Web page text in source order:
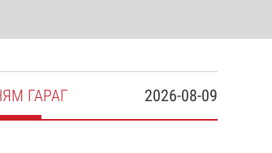
2026-08-09
М ГАРАГ